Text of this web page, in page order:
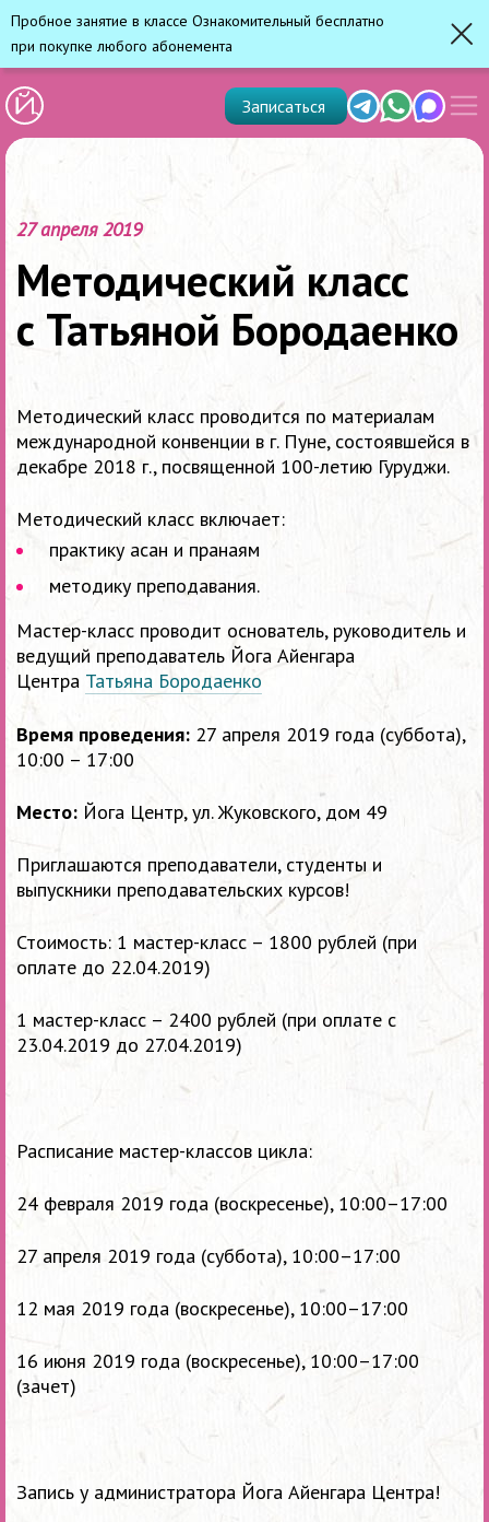
Пробное занятие в классе Ознакомительный бесплатно
при покупке любого абонемента
TelegramWhats'app
Max
Записаться
меню
27 апреля 2019
Методический класс
с Татьяной Бородаенко
Методический класс проводится по материалам
международной конвенции в г. Пуне, состоявшейся в
декабре 2018 г., посвященной 100-летию Гуруджи.
Методический класс включает:
практику асан и пранаям
методику преподавания.
Мастер-класс проводит основатель, руководитель и
ведущий преподаватель Йога Айенгара
Центра Татьяна Бородаенко
Время проведения: 27 апреля 2019 года (суббота),
10:00 – 17:00
Место: Йога Центр, ул. Жуковского, дом 49
Приглашаются преподаватели, студенты и
выпускники преподавательских курсов!
Стоимость: 1 мастер-класс – 1800 рублей (при
оплате до 22.04.2019)
1 мастер-класс – 2400 рублей (при оплате с
23.04.2019 до 27.04.2019)
Расписание мастер-классов цикла:
24 февраля 2019 года (воскресенье), 10:00–17:00
27 апреля 2019 года (суббота), 10:00–17:00
12 мая 2019 года (воскресенье), 10:00–17:00
16 июня 2019 года (воскресенье), 10:00–17:00
(зачет)
Запись у администратора Йога Айенгара Центра!